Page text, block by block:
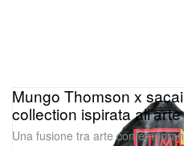
Mungo Thomson x
collection ispirata all’arte
Una fusione tra arte